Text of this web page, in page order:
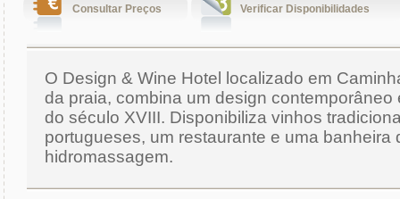
Consultar Preços Verificar Disponibilidades
O Design & Wine Hotel localizado em
da praia, combina um design contemporâneo
do século XVIII. Disponibiliza vinhos
portugueses, um restaurante e uma banheira
hidromassagem.